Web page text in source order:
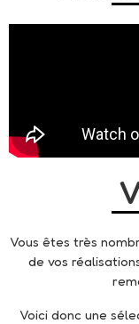
Vous êtes très
de vos
Voici donc une